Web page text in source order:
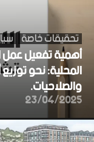
تحقيقات خاصة
أهمية تفعيل عمل
المحلية: نحو
والصلاحيات.
23/04/2025